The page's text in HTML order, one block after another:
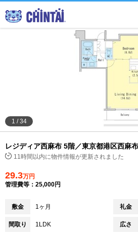
沿線・
住所から
家賃相場
物件特集
不動産会
TOP
1 /34
レジディア西麻布 5階／東京都港区西麻
11時間以内に物件情報が更新されました
29.3万円
管理費等：25,000円
敷金 1ヶ月 礼金
間取り 1LDK 広さ